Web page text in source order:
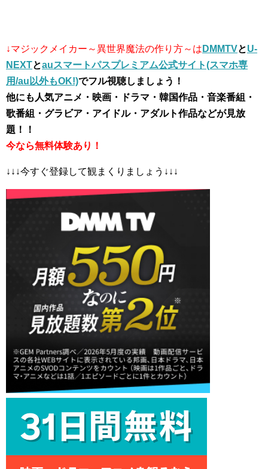
↓マジックメイカー～異世界魔法の作り方～は DMMTVとU-
NEXTとauスマートパスプレミアム公式サイト(スマホ専
用/au以外もOK!)でフル視聴しましょう！
他にも人気アニメ・映画・ドラマ・韓国作品・音楽番組・
歌番組・グラビア・アイドル・アダルト作品などが見放
題！！
今なら無料体験あり！
↓↓↓今すぐ登録して観まくりましょう↓↓↓